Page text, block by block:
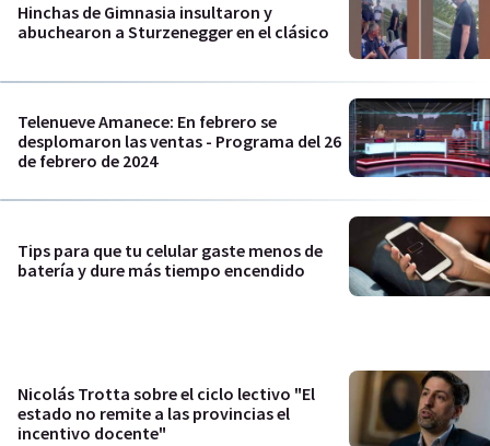
Hinchas de Gimnasia insultaron y
abuchearon a Sturzenegger en el clásico
Telenueve Amanece: En febrero se
desplomaron las ventas - Programa del 26
de febrero de 2024
Tips para que tu celular gaste menos de
batería y dure más tiempo encendido
Nicolás Trotta sobre el ciclo lectivo "El
estado no remite a las provincias el
incentivo docente"